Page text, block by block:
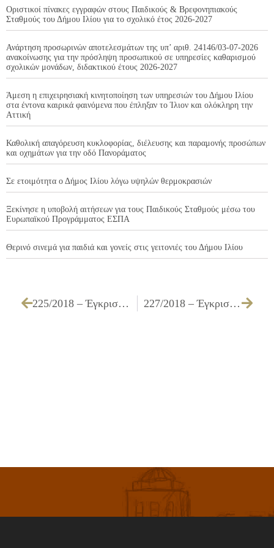
Οριστικοί πίνακες εγγραφών στους Παιδικούς & Βρεφονηπιακούς
Σταθμούς του Δήμου Ιλίου για το σχολικό έτος 2026-2027
Ανάρτηση προσωρινών αποτελεσμάτων της υπ’ αριθ. 24146/03-07-2026
ανακοίνωσης για την πρόσληψη προσωπικού σε υπηρεσίες καθαρισμού
σχολικών μονάδων, διδακτικού έτους 2026-2027
Άμεση η επιχειρησιακή κινητοποίηση των υπηρεσιών του Δήμου Ιλίου
στα έντονα καιρικά φαινόμενα που έπληξαν το Ίλιον και ολόκληρη την
Αττική
Καθολική απαγόρευση κυκλοφορίας, διέλευσης και παραμονής προσώπων
και οχημάτων για την οδό Πανοράματος
Σε ετοιμότητα ο Δήμος Ιλίου λόγω υψηλών θερμοκρασιών
Ξεκίνησε η υποβολή αιτήσεων για τους Παιδικούς Σταθμούς μέσω του
Ευρωπαϊκού Προγράμματος ΕΣΠΑ
Θερινό σινεμά για παιδιά και γονείς στις γειτονιές του Δήμου Ιλίου
225/2018 – Έγκριση δαπάνης, διάθεσης πίστωσης που αφορά την «Προμήθεια λευκών συσκευών» 227/2018 – Έγκριση πρακτικού δικαιολογητικών κατακύρωσης της επιτροπής διενέργειας και κατακύρωση του διαγωνισμού για την «Σίτιση Μουσικού Σχολείου, σχολικού έτους 2018-2019»